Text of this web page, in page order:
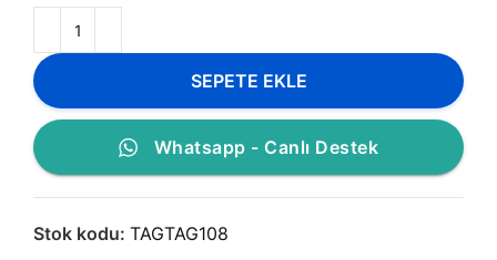
SEPETE EKLE
Whatsapp - Canlı Destek
Stok kodu: TAGTAG108